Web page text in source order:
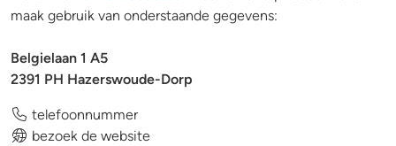
maak gebruik van onderstaande gegevens:
Belgielaan 1 A5
2391 PH Hazerswoude-Dorp
telefoonnummer
bezoek de website